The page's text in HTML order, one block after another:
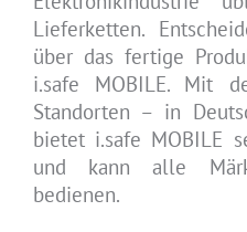
Lieferketten.
über das fertige
i.safe MOBILE. Mit
Standorten – in
bietet i.safe MOBILE
und kann alle
bedienen.